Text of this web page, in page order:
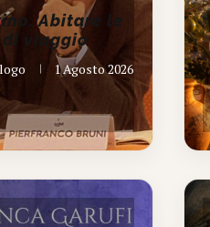
Abitare le
viaggio
1 Agosto 2026